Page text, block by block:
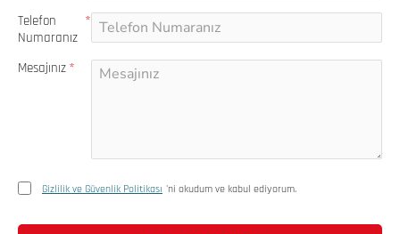
Telefon
Numaranız
Mesajınız
Gizlilik ve Güvenlik Politikası 'ni okudum ve kabul ediyorum.